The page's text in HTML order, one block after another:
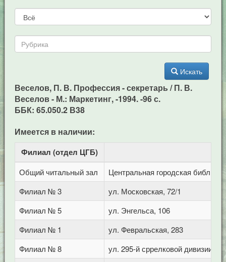
Искать
Веселов, П. В. Профессия - секретарь / П. В.
Веселов - М.: Маркетинг, -1994. -96 с.
ББК: 65.050.2 В38
Имеется в наличии:
Филиал (отдел ЦГБ)
Общий читальный зал
Центральная городская
Филиал № 3
ул. Московская, 72/1
Филиал № 5
ул. Энгельса, 106
Филиал № 1
ул. Февральская, 283
Филиал № 8
ул. 295-й сррелковой дивизии,